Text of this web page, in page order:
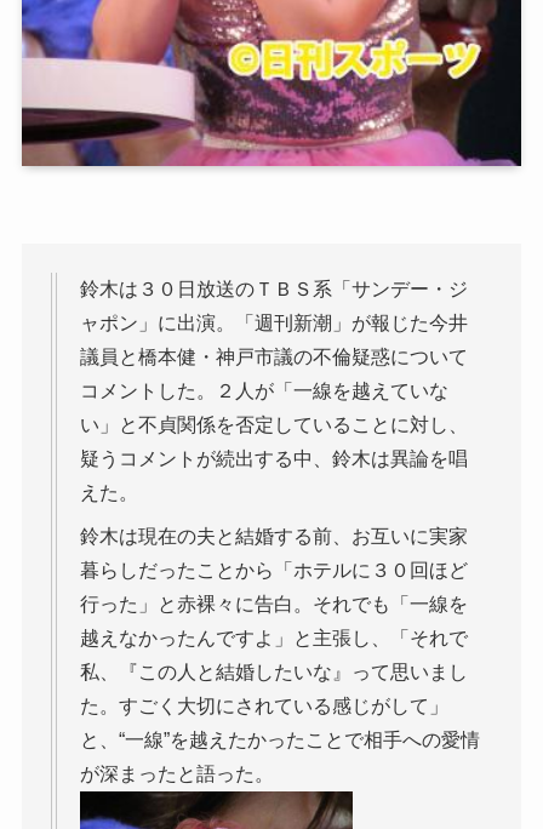
鈴木は３０日放送のＴＢＳ系「サンデー・ジ
ャポン」に出演。「週刊新潮」が報じた今井
議員と橋本健・神戸市議の不倫疑惑について
コメントした。２人が「一線を越えていな
い」と不貞関係を否定していることに対し、
疑うコメントが続出する中、鈴木は異論を唱
えた。
鈴木は現在の夫と結婚する前、お互いに実家
暮らしだったことから「ホテルに３０回ほど
行った」と赤裸々に告白。それでも「一線を
越えなかったんですよ」と主張し、「それで
私、『この人と結婚したいな』って思いまし
た。すごく大切にされている感じがして」
と、“一線”を越えたかったことで相手への愛情
が深まったと語った。